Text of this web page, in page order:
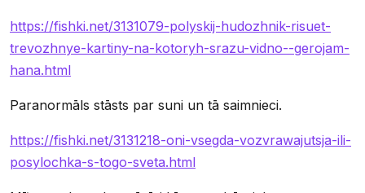
https://fishki.net/3131079-polyskij-hudozhnik-risuet-
trevozhnye-kartiny-na-kotoryh-srazu-vidno--gerojam-
hana.html
Paranormāls stāsts par suni un tā saimnieci.
https://fishki.net/3131218-oni-vsegda-vozvrawajutsja-ili-
posylochka-s-togo-sveta.html